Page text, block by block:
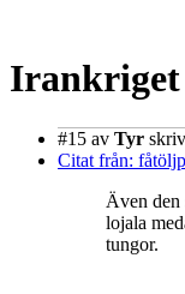
#15 av Tyr
Citat från:
Även den
lojala
tungor.